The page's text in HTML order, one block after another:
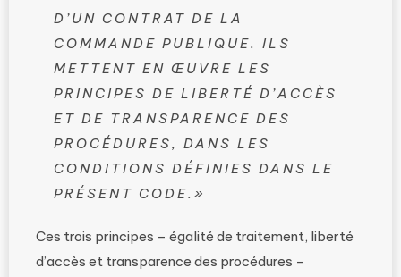
D’UN CONTRAT DE LA
COMMANDE PUBLIQUE. ILS
METTENT EN ŒUVRE LES
PRINCIPES DE LIBERTÉ D’ACCÈS
ET DE TRANSPARENCE DES
PROCÉDURES, DANS LES
CONDITIONS DÉFINIES DANS LE
PRÉSENT CODE.»
Ces trois principes – égalité de traitement, liberté
d’accès et transparence des procédures –